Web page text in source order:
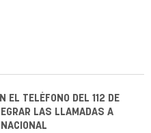
EL TELÉFONO DEL 112 DE
LAS LLAMADAS A